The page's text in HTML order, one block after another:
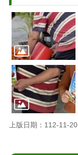
上版日期：112-11-20